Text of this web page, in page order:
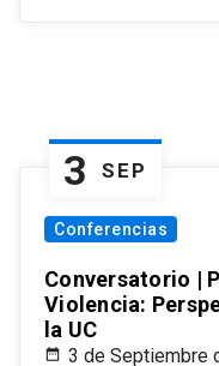
3 SEP
Conferencias
Conversatorio |
Violencia:
la UC
3 de Septiembre